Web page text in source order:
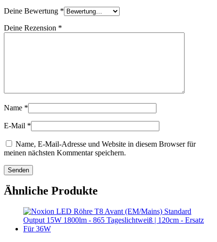
Deine Bewertung *
Deine Rezension *
Name *
E-Mail *
Name, E-Mail-Adresse und Website in diesem Browser für
meinen nächsten Kommentar speichern.
Ähnliche Produkte